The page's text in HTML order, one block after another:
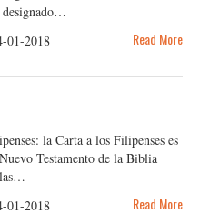
01-2018 Read More
la Carta a los Filipenses es
Testamento de la Biblia
01-2018 Read More